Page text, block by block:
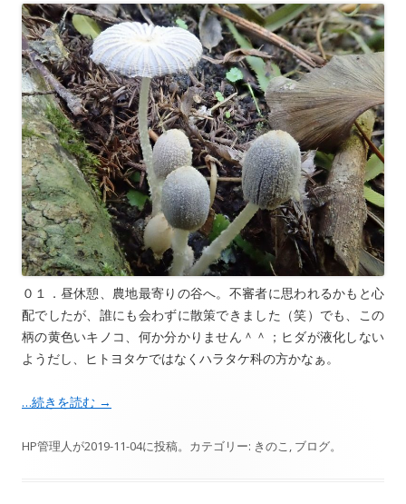
０１．昼休憩、農地最寄りの谷へ。不審者に思われるかもと心
配でしたが、誰にも会わずに散策できました（笑）でも、この
柄の黄色いキノコ、何か分かりません＾＾；ヒダが液化しない
ようだし、ヒトヨタケではなくハラタケ科の方かなぁ。
…続きを読む →
HP管理人が2019-11-04に投稿。カテゴリー: きのこ , ブログ。